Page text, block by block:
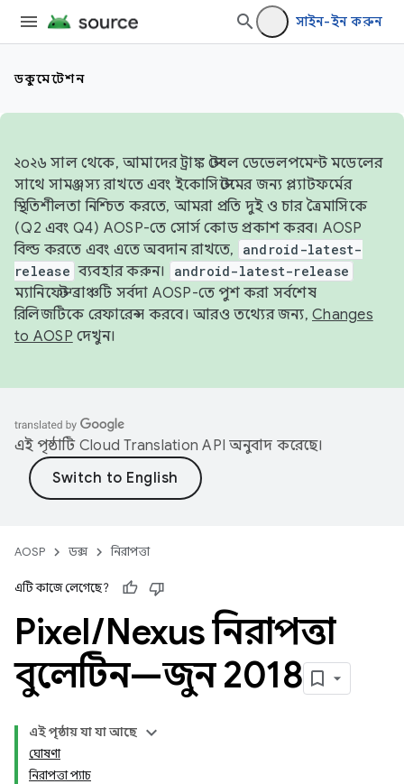
সাইন-ইন করুন
ডকুমেন্টেশন
২০২৬ সাল থেকে, আমাদের ট্রাঙ্ক স্টেবল ডেভেলপমেন্ট মডেলের
সাথে সামঞ্জস্য রাখতে এবং ইকোসিস্টেমের জন্য প্ল্যাটফর্মের
স্থিতিশীলতা নিশ্চিত করতে, আমরা প্রতি দুই ও চার ত্রৈমাসিকে
(Q2 এবং Q4) AOSP-তে সোর্স কোড প্রকাশ করব। AOSP
বিল্ড করতে এবং এতে অবদান রাখতে,
android-latest-
release ব্যবহার করুন। android-latest-release
ম্যানিফেস্ট ব্রাঞ্চটি সর্বদা AOSP-তে পুশ করা সর্বশেষ
রিলিজটিকে রেফারেন্স করবে। আরও তথ্যের জন্য, Changes
to AOSP দেখুন।
এই পৃষ্ঠাটি Cloud Translation API অনুবাদ করেছে।
AOSP ডক্স নিরাপত্তা
এটি কাজে লেগেছে?
Pixel/Nexus নিরাপত্তা
বুলেটিন—জুন 2018
এই পৃষ্ঠায় যা যা আছে
ঘোষণা
নিরাপত্তা প্যাচ